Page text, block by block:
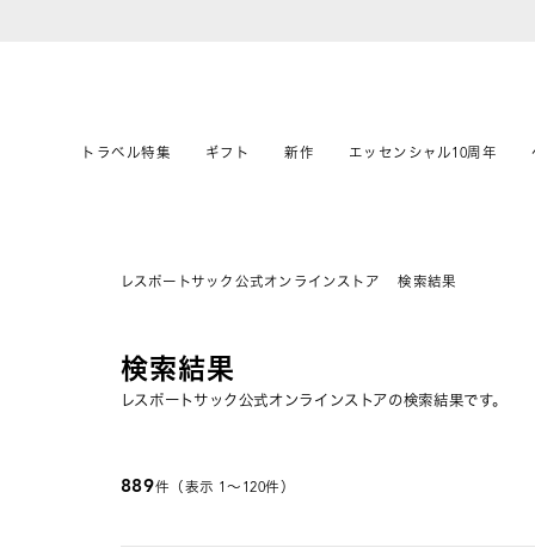
トラベル特集 ギフト 新作 エッセンシャル10周年
レスポートサック公式オンラインストア 検索結果
検索結果
レスポートサック公式オンラインストアの検索結果です。
889件（表示 1〜120件）